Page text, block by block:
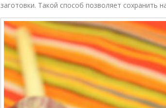
заготовки. Такой способ позволяет сохранить